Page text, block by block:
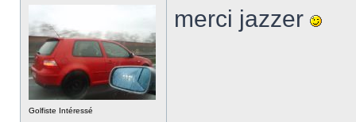
Golfiste Intéressé
merci jazzer